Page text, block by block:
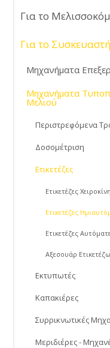
Για το
Για το
Μηχανήματα
Μηχανήματα
Μελιού
Περιστρεφόμενα
Δοσομέτριση
Ετικετέζες
Ετικετέζες
Ετικετέζες
Ετικετέζες
Αξεσουάρ
Εκτυπωτές
Καπακιέρες
Συρρικνωτικές
Μεριδιέρες -